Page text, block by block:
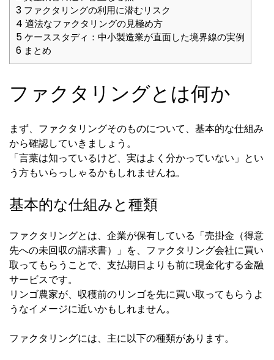
3 ファクタリングの利用に潜むリスク
4 適法なファクタリングの見極め方
5 ケーススタディ：中小製造業が直面した境界線の実例
6 まとめ
ファクタリングとは何か
まず、ファクタリングそのものについて、基本的な仕組み
から確認していきましょう。
「言葉は知っているけど、実はよく分かっていない」とい
う方もいらっしゃるかもしれませんね。
基本的な仕組みと種類
ファクタリングとは、企業が保有している「売掛金（得意
先への未回収の請求書）」を、ファクタリング会社に買い
取ってもらうことで、支払期日よりも前に現金化する金融
サービスです。
リンゴ農家が、収穫前のリンゴを先に買い取ってもらうよ
うなイメージに近いかもしれません。
ファクタリングには、主に以下の種類があります。